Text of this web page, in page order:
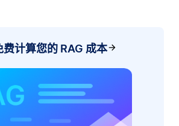
费计算您的 RAG 成本